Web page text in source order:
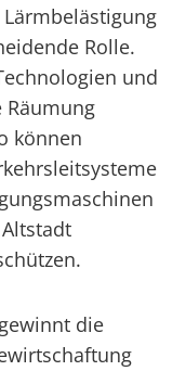
Rolle.
und
Räumung
können
die